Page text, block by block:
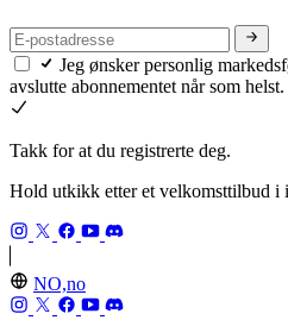
Jeg ønsker personlig
avslutte abonnementet når som
Takk for at du registrerte deg.
Hold utkikk etter et velkomsttilbud i
NO,no